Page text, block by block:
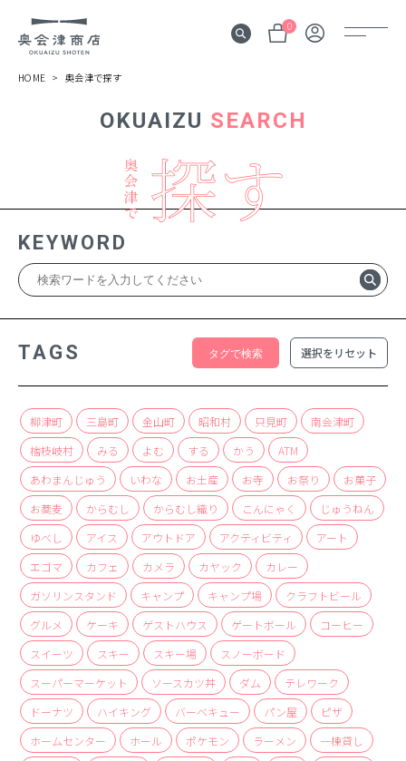
0
伝言板
みる
よむ
記事
する
体験
かう
商品
検索
ABOUT
相談窓口
アクセス
お問い合わせ
OKUAIZU SEARCH
HOME 奥会津で探す
KEYWORD
TAGS 選択をリセット
柳津町 三島町 金山町 昭和村 只見町
南会津町
檜枝岐村
みる よむ する かう
ATM
あわまんじゅう
いわな お土産 お寺 お祭り
お菓子
お蕎麦
からむし からむし織り こんにゃく
じゅうねん
ゆべし
アイス アウトドア アクティビティ
アート
エゴマ
カフェ カメラ カヤック
カレー
ガソリンスタンド
キャンプ キャンプ場
クラフトビール
グルメ
ケーキ ゲストハウス ゲートボール
コーヒー
スイーツ
スキー スキー場
スノーボード
スーパーマーケット
ソースカツ丼 ダム
テレワーク
ドーナツ
ハイキング バーベキュー パン屋
ピザ
ホームセンター
ホール ポケモン ラーメン
一棟貸し